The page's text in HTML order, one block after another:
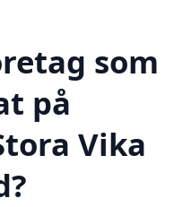
som
på
Vika